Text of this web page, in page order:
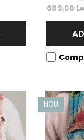
689,00
NOU